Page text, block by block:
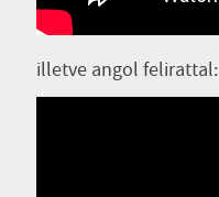
illetve angol felirattal: